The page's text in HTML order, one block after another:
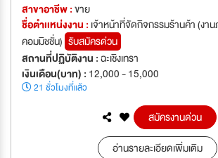
สาขาอาชีพ :ขาย
ชื่อตำเเหน่งงาน : เจ้าหน้าที่จัดกิจกรรมร้านค้า (งา
คอมมิชชั่น) รับสมัครด่วน
สถานที่ปฏิบัติงาน :ฉะเชิงเทรา
เงินเดือน(บาท) : 12,000 - 15,000
21 ชั่วโมงที่แล้ว
สมัครงานด่วน
อ่านรายละเอียดเพิ่มเติม